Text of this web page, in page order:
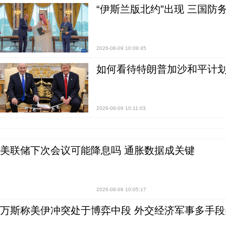
“伊斯兰版北约”出现 三国防
2026-08-09 10:09:45
如何看待特朗普加沙和平计
2026-08-09 10:11:03
美联储下次会议可能降息吗 通胀数据成关键
2026-08-09 10:05:17
万斯称美伊冲突处于博弈中段 外交经济军事多手